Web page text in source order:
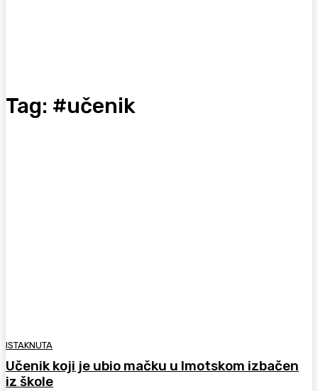
Tag: #učenik
ISTAKNUTA
Učenik koji je ubio mačku u Imotskom izbačen
iz škole